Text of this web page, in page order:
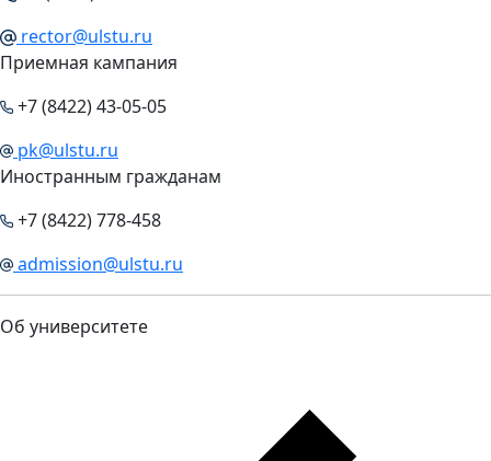
rector@ulstu.ru
Приемная кампания
+7 (8422) 43-05-05
pk@ulstu.ru
Иностранным гражданам
+7 (8422) 778-458
admission@ulstu.ru
Об университете